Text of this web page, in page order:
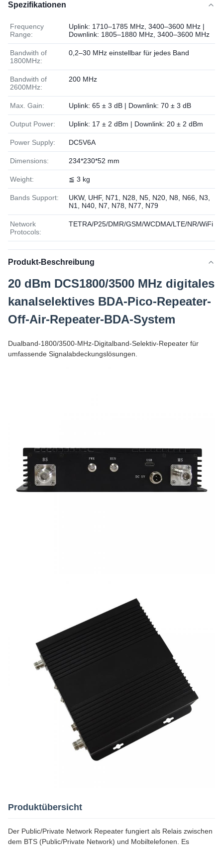
Spezifikationen
Frequency
Range:
Uplink: 1710–1785 MHz, 3400–3600 MHz |
Downlink: 1805–1880 MHz, 3400–3600 MHz
Bandwith of
1800MHz:
0,2–30 MHz einstellbar für jedes Band
Bandwith of
2600MHz:
200 MHz
Max. Gain: Uplink: 65 ± 3 dB | Downlink: 70 ± 3 dB
Output Power: Uplink: 17 ± 2 dBm | Downlink: 20 ± 2 dBm
Power Supply: DC5V6A
Dimensions: 234*230*52 mm
Weight: ≦ 3 kg
Bands Support:
UKW, UHF, N71, N28, N5, N20, N8, N66, N3,
N1, N40, N7, N78, N77, N79
Network
Protocols:
TETRA/P25/DMR/GSM/WCDMA/LTE/NR/WiFi
Produkt-Beschreibung
20 dBm DCS1800/3500 MHz digitales
kanalselektives BDA-Pico-Repeater-
Off-Air-Repeater-BDA-System
Dualband-1800/3500-MHz-Digitalband-Selektiv-Repeater für
umfassende Signalabdeckungslösungen.
Produktübersicht
Der Public/Private Network Repeater fungiert als Relais zwischen
dem BTS (Public/Private Network) und Mobiltelefonen. Es